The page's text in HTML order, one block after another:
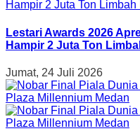
Lestari Awards 2026
Hampir 2 Juta Ton
Jumat, 24 Juli 2026